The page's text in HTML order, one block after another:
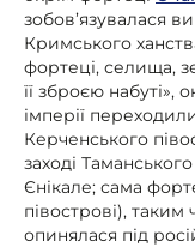
зобов’язувалася
Кримського
фортеці, селища,
її зброєю набуті»,
імперії
Керченського
заході
Єнікале; сама
півострові),
опинялася під